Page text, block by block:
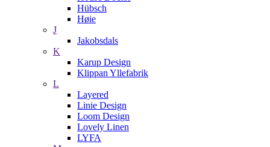
Hübsch
Høie
J
Jakobsdals
K
Karup Design
Klippan Yllefabrik
L
Layered
Linie Design
Loom Design
Lovely Linen
LYFA